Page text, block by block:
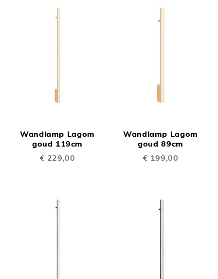
Wandlamp Lagom
goud 119cm
€ 229,00
Wandlamp Lagom
goud 89cm
€ 199,00